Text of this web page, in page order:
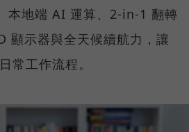
本地端 AI 運算、2-in-1 翻轉
顯示器與全天候續航力，讓
常工作流程。